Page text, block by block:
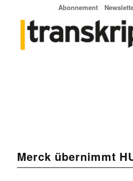
Abonnement
Merck übernimmt